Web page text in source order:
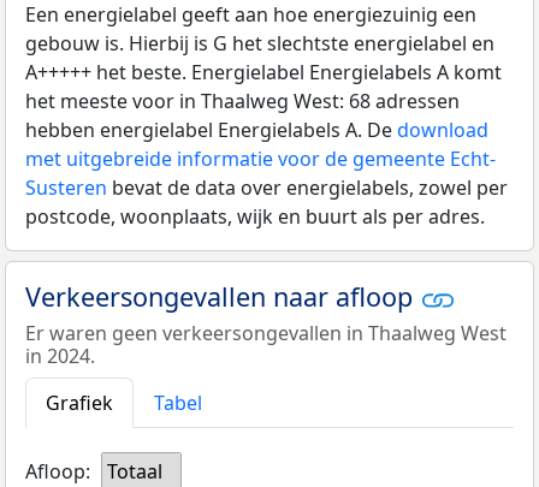
Een energielabel geeft aan hoe energiezuinig een
gebouw is. Hierbij is G het slechtste energielabel en
A+++++ het beste. Energielabel Energielabels A komt
het meeste voor in Thaalweg West: 68 adressen
hebben energielabel Energielabels A. Dedownload
met uitgebreide informatie voor de gemeente Echt-
Susteren bevat de data over energielabels, zowel per
postcode, woonplaats, wijk en buurt als per adres.
Verkeersongevallen naar afloop
Er waren geen verkeersongevallen in Thaalweg West
in 2024.
Grafiek
Tabel
Afloop: Totaal